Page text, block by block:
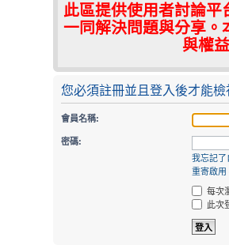
此區提供使用者討論
一同解決問題與分享。
與權
您必須註冊並且登入後才能檢
會員名稱:
密碼:
我忘記了
重寄啟用
每次
此次